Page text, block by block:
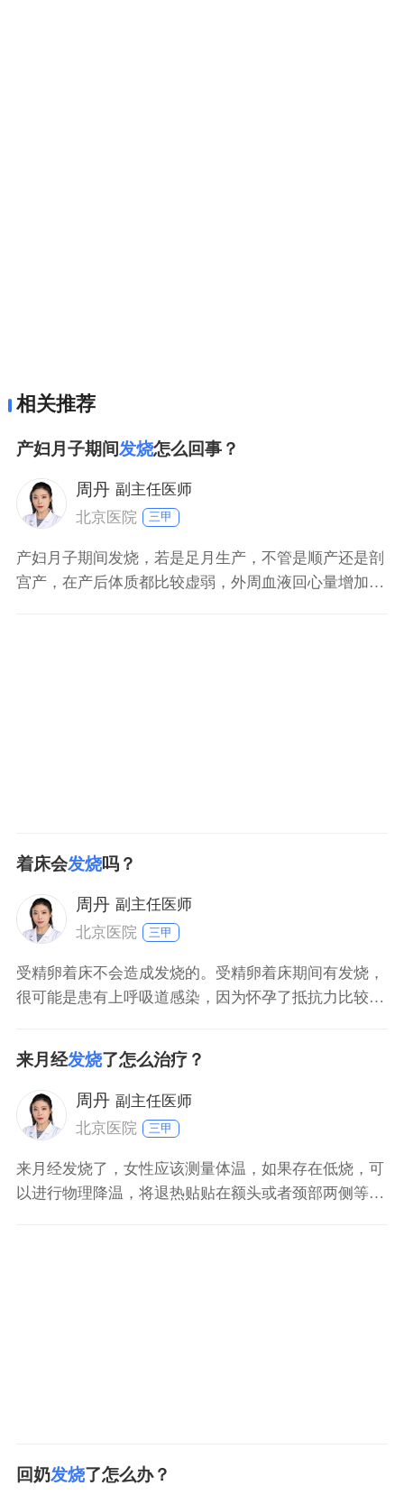
相关推荐
产妇月子期间发烧怎么回事？
周丹 副主任医师
北京医院
三甲
产妇月子期间发烧，若是足月生产，不管是顺产还是剖
宫产，在产后体质都比较虚弱，外周血液回心量增加，
着床会发烧吗？
周丹 副主任医师
北京医院
三甲
受精卵着床不会造成发烧的。受精卵着床期间有发烧，
很可能是患有上呼吸道感染，因为怀孕了抵抗力比较
感染，呼吸道感染常常表现为发烧、流鼻涕、打喷嚏、
咳嗽等。建议到内科门诊就诊，必要时采用些药物治
疗。
来月经发烧了怎么治疗？
周丹 副主任医师
北京医院
三甲
来月经发烧了，女性应该测量体温，如果存在低烧，可
以进行物理降温，将退热贴贴在额头或者颈部两侧等部
回奶发烧了怎么办？